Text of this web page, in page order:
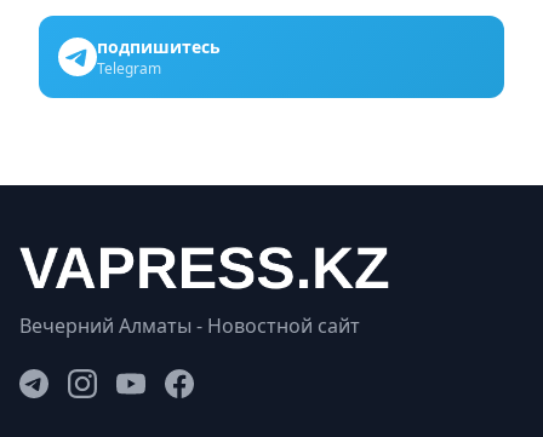
подпишитесь
Telegram
Вечерний Алматы - Новостной сайт